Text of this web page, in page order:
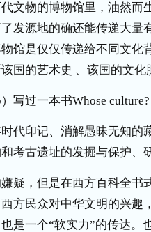
文物的博物馆里，油然而
发源地的确还能传递大量
馆是仅仅传递给不同文化
国的艺术史 、该国的文化
写过一本书Whose
代印记、消解愚昧无知的
考古遗址的发掘与保护、
疑，但是在西方百科全书
方民众对中华文明的兴趣
是一个“软实力”的传达。